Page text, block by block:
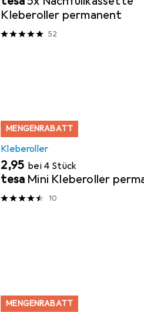
Kleberoller permanent
52
MENGENRABATT
Kleberoller
EUR
2,95 bei 4 Stück
tesa Mini Kleberoller
10
MENGENRABATT